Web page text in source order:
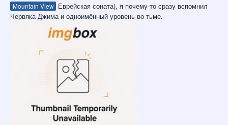
Mountain View
Еврейская соната), я почему-то сразу вспомнил
Червяка Джима и одноимённый уровень во тьме.